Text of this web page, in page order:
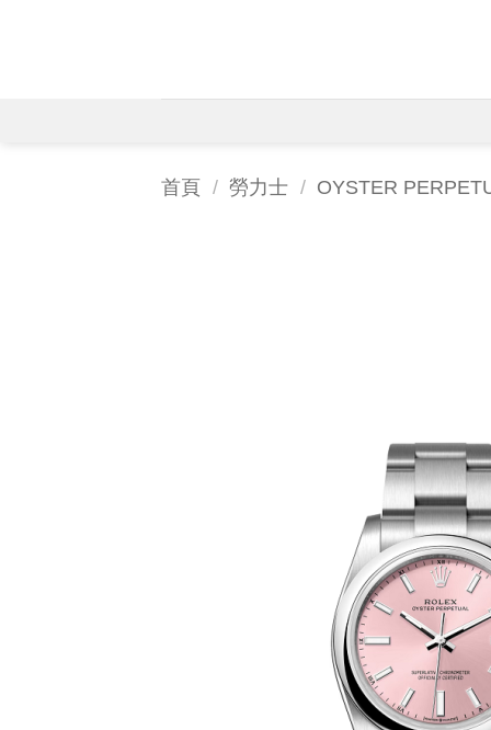
首頁 / 勞力士 / OYSTER